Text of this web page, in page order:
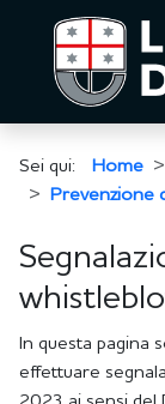
Sei qui: Home
Prevenzione
In questa pagina
effettuare